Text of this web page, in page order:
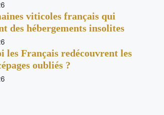
viticoles français qui
des hébergements insolites
les Français redécouvrent les
oubliés ?